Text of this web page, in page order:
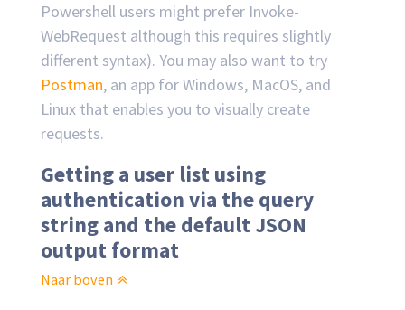
Powershell users might prefer Invoke-
WebRequest although this requires slightly
different syntax). You may also want to try
Postman, an app for Windows, MacOS, and
Linux that enables you to visually create
requests.
Getting a user list using
authentication via the query
string and the default JSON
output format
Naar boven